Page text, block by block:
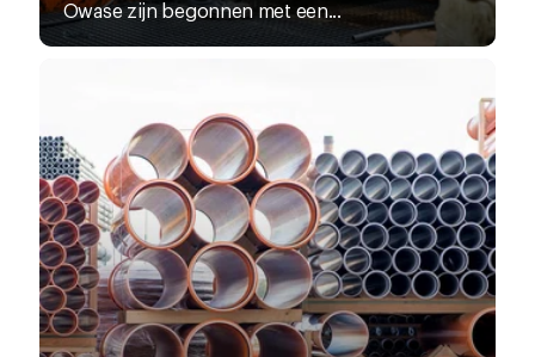
Owase zijn begonnen met een...